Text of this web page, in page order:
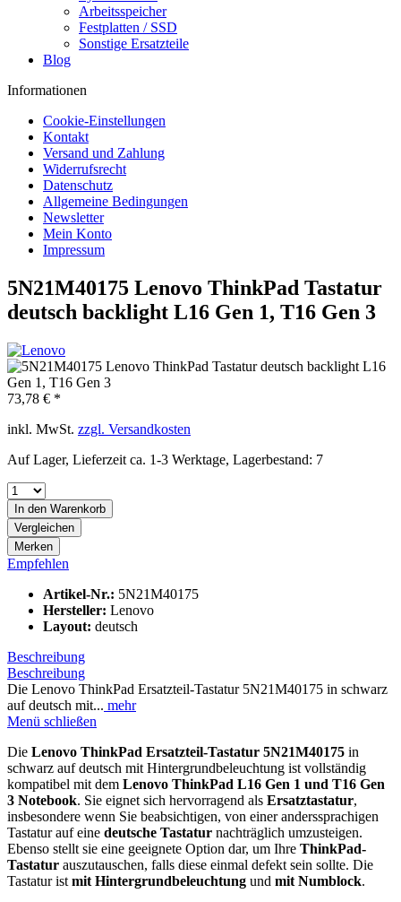
Arbeitsspeicher
Festplatten / SSD
Sonstige Ersatzteile
Blog
Informationen
Cookie-Einstellungen
Kontakt
Versand und Zahlung
Widerrufsrecht
Datenschutz
Allgemeine Bedingungen
Newsletter
Mein Konto
Impressum
5N21M40175 Lenovo ThinkPad Tastatur
deutsch backlight L16 Gen 1, T16 Gen 3
73,78 € *
inkl. MwSt. zzgl. Versandkosten
Auf Lager, Lieferzeit ca. 1-3 Werktage, Lagerbestand: 7
In den Warenkorb
Vergleichen
Merken
Empfehlen
Artikel-Nr.: 5N21M40175
Hersteller: Lenovo
Layout: deutsch
Beschreibung
Beschreibung
Die Lenovo ThinkPad Ersatzteil-Tastatur 5N21M40175 in schwarz
auf deutsch mit... mehr
Menü schließen
Die Lenovo ThinkPad Ersatzteil-Tastatur 5N21M40175 in
schwarz auf deutsch mit Hintergrundbeleuchtung ist vollständig
kompatibel mit dem Lenovo ThinkPad L16 Gen 1 und T16 Gen
3 Notebook. Sie eignet sich hervorragend als Ersatztastatur,
insbesondere wenn Sie beabsichtigen, von einer anderssprachigen
Tastatur auf eine deutsche Tastatur nachträglich umzusteigen.
Ebenso stellt sie eine geeignete Option dar, um Ihre ThinkPad-
Tastatur auszutauschen, falls diese einmal defekt sein sollte. Die
Tastatur ist mit Hintergrundbeleuchtung und mit Numblock.